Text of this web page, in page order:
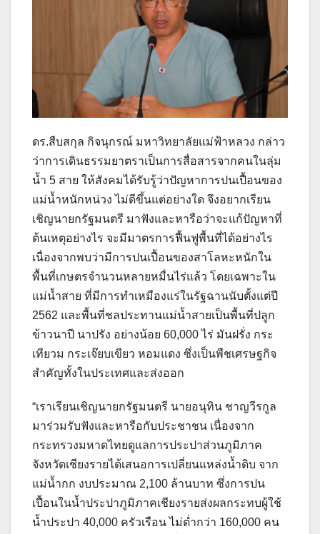
ดร.สืบสกุล กิจนุกรณ์ มหาวิทยาลัยแม่ฟ้าหลวง กล่าว
ว่าการเดินธรรมยาตราเป็นการสื่อสารจากคนในลุ่ม
น้ำ 5 สาย ให้สังคมได้รับรู้ว่าปัญหาการปนเปื้อนของ
แม่น้ำหนักหน่วง ไม่ดีขึ้นแต่อย่างใด จึงอยากเรียน
เชิญนายกรัฐมนตรี มาฟังและหารือว่าจะแก้ปัญหาที่
ต้นเหตุอย่างไร จะมีมาตรการฟื้นฟูพื้นที่ได้อย่างไร
เนื่องจากพบว่ามีการปนเปื้อนของสาโลหะหนักใน
พื้นที่เกษตรจำนวนหลายหมื่นไร่แล้ว โดยเฉพาะใน
แม่น้ำสาย ที่มีการทำเหมืองแร่ในรัฐฉานนับตั้งแต่ปี
2562 และพื้นที่ชลประทานแม่น้ำสายเป็นพื้นที่ปลูก
ข้าวนาปี นาปรัง อย่างน้อย 60,000 ไร่ มันฝรั่ง กระ
เทียวม กระเจ๊ยบเขียว หอมแดง ซึ่งเป็นพืชเศรษฐกิจ
สำคัญทั้งในประเทศและส่งออก
“เราเรียนเชิญนายกรัฐมนตรี นายอนุทิน ชาญวีรกูล
มาร่วมรับฟังและหารือกับประชาชน เนื่องจาก
กระทรวงมหาดไทยดูแลการประปาส่วนภูมิภาค
จังหวัดเชียงรายได้เสนอการเปลี่ยนแหล่งน้ำดิบ จาก
แม่น้ำกก งบประมาณ 2,100 ล้านบาท ซึ่งการปน
เปื้อนในน้ำประปาภูมิภาคเชียงรายส่งผลกระทบผู้ใช้
น้ำประปา 40,000 ครัวเรือน ไม่ต่ำกว่า 160,000 คน